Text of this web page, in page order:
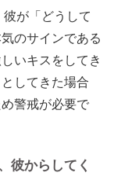
が「どうして
のサインである
いキスをしてき
してきた場合
警戒が必要で
彼からしてく